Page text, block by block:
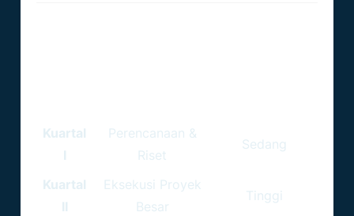
Kuartal
I
Perencanaan &
Riset
Sedang
Kuartal
II
Eksekusi Proyek
Besar
Tinggi